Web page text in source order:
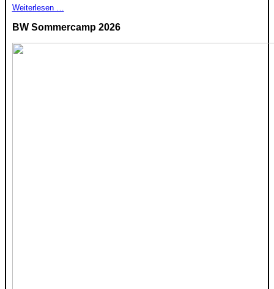
Weiterlesen …
BW Sommercamp 2026